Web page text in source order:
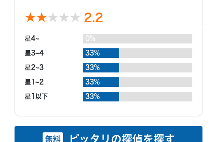
2.2
星4~ 0%
星3~4 33%
星2~3 33%
星1~2 33%
星1以下 33%
無料 ピッタリの探偵を探す